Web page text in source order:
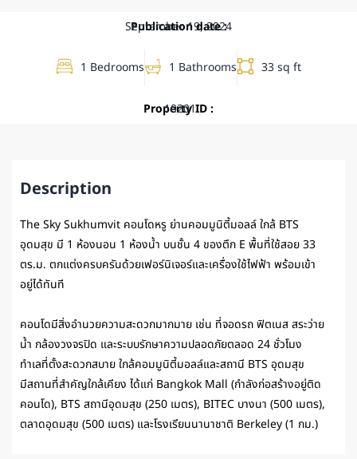
Publication date :
September 19, 2024
1 Bedrooms 1 Bathrooms 33 sq ft
Property ID :
10201
Description
The Sky Sukhumvit คอนโดหรู ย่านคอมมูนิตี้มอลล์ ใกล้ BTS
อุดมสุข มี 1 ห้องนอน 1 ห้องน้ำ บนชั้น 4 ของตึก E พื้นที่ใช้สอย 33
ตร.ม. ตกแต่งครบครันด้วยเฟอร์นิเจอร์และเครื่องใช้ไฟฟ้า พร้อมเข้า
อยู่ได้ทันที
คอนโดมีสิ่งอำนวยความสะดวกมากมาย เช่น ที่จอดรถ ฟิตเนส สระว่าย
น้ำ กล้องวงจรปิด และระบบรักษาความปลอดภัยตลอด 24 ชั่วโมง
ทำเลที่ตั้งสะดวกสบาย ใกล้คอมมูนิตี้มอลล์และสถานี BTS อุดมสุข
มีสถานที่สำคัญใกล้เคียง ได้แก่ Bangkok Mall (กำลังก่อสร้างอยู่ติด
คอนโด), BTS สถานีอุดมสุข (250 เมตร), BITEC บางนา (500 เมตร),
ตลาดอุดมสุข (500 เมตร) และโรงเรียนนานาชาติ Berkeley (1 กม.)